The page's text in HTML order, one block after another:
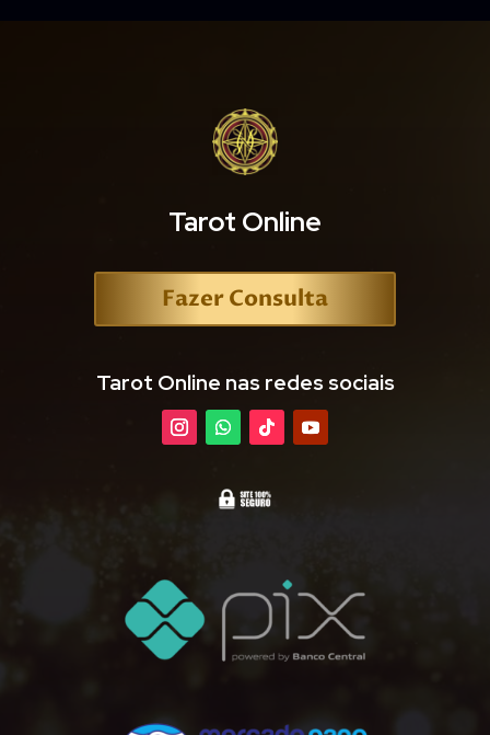
Tarot Online
Fazer Consulta
Tarot Online nas redes sociais